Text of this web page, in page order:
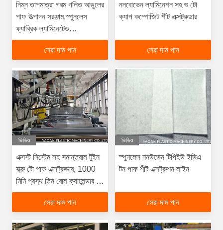
নিম্ন তাপমাত্রা গরম গলিত আঙুলের
পাফ উত্পাদন সরঞ্জাম,স্পুনলেস
ফ্যাব্রিক ল্যামিনেটেড
থার্মোপ্লাস্টিক শীট মেশিন
সেরা দাম পান
ননবোভেন ল্যামিনেশন সহ শু টো
ক্যাপ কম্পোজিট শীট এক্সট্রুডার
সেরা দাম পান
ভিডিও
এক্সস্ট সিস্টেম সহ সমান্তরাল টুইন
স্ক্রু টো পাফ এক্সট্রুডার, 1000
মিমি প্রস্থ তিন রোল ক্যালেন্ডার টো
পাফ উত্পাদন লাইন
সেরা দাম পান
ভিডিও
স্পুনলেস ননউভেন টিপিইউ ইভিএ
টন পাফ শীট এক্সট্রুশন লাইন
সেরা দাম পান